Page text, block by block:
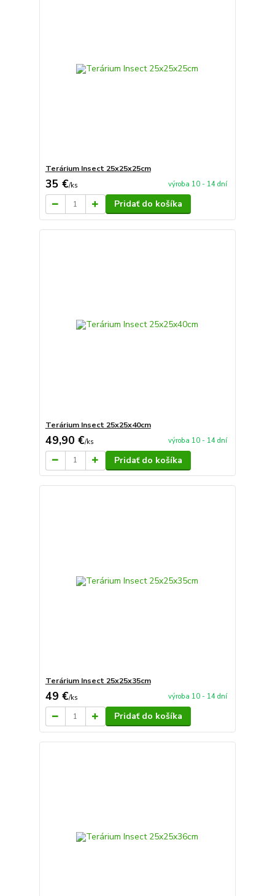
Terárium Insect 25x25x25cm
35 €/ks výroba 10 - 14 dní
Pridať do košíka
Terárium Insect 25x25x40cm
49,90 €/ks výroba 10 - 14 dní
Pridať do košíka
Terárium Insect 25x25x35cm
49 €/ks výroba 10 - 14 dní
Pridať do košíka